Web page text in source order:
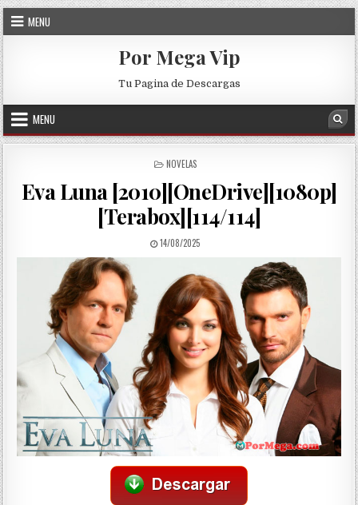
Skip to content
MENU
Por Mega Vip
Tu Pagina de Descargas
MENU
POSTED IN
NOVELAS
Eva Luna [2010][OneDrive][1080p]
[Terabox][114/114]
PUBLISHED DATE:
14/08/2025